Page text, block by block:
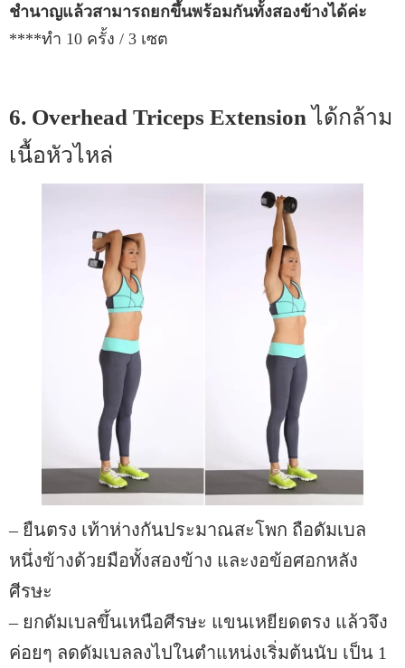
ชำนาญแล้วสามารถยกขึ้นพร้อมกันทั้งสองข้างได้ค่ะ
****ทำ 10 ครั้ง / 3 เซต
6. Overhead Triceps Extension ได้กล้าม
เนื้อหัวไหล่
– ยืนตรง เท้าห่างกันประมาณสะโพก ถือดัมเบล
หนึ่งข้างด้วยมือทั้งสองข้าง และงอข้อศอกหลัง
ศีรษะ
– ยกดัมเบลขึ้นเหนือศีรษะ แขนเหยียดตรง แล้วจึง
ค่อยๆ ลดดัมเบลลงไปในตำแหน่งเริ่มต้นนับ เป็น 1